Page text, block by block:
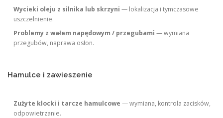
Wycieki oleju z silnika lub skrzyni — lokalizacja i tymczasowe
uszczelnienie.
Problemy z wałem napędowym / przegubami — wymiana
przegubów, naprawa osłon.
Hamulce i zawieszenie
Zużyte klocki i tarcze hamulcowe — wymiana, kontrola zacisków,
odpowietrzanie.